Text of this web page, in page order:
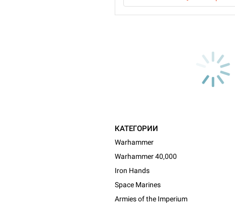
КАТЕГОРИИ
Warhammer
Warhammer 40,000
Iron Hands
Space Marines
Armies of the Imperium
Настольная игра Hobby World Монстры